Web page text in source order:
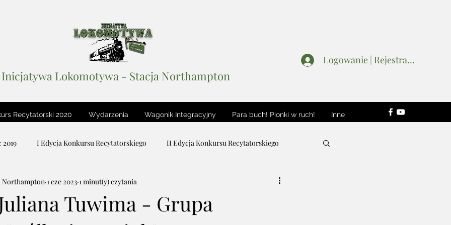
Inicjatywa Lokomotywa - Stacja Northampton
Logowanie | Rejestracja
Recytatorski 2020 Wydarzenia Wagonik Integracyjny Para buch! Pionki w ruch! Inne
I Edycja Konkursu Recytatorskiego II Edycja Konkursu Recytatorskiego
Stacja Wolność Podcastowy Dzień Dziecka 2018
Lustro Sceny / The Mirror of Stage Wagonik Integracyjny
Tuwima - Grupa
Northampton 1 cze 2023 1 minut(y) czytania